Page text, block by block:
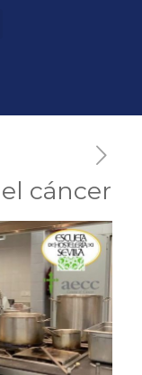
cáncer